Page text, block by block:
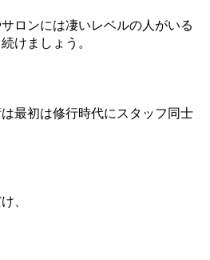
ロンには凄いレベルの人がいる
けましょう。
最初は修行時代にスタッフ同士
、